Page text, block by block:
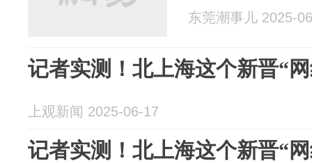
东莞潮事儿 2025-
记者实测！北上海这个新晋“
上观新闻 2025-06-17
记者实测！北上海这个新晋“